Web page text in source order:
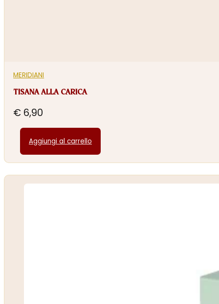
MERIDIANI
TISANA ALLA CARICA
€ 6,90
Aggiungi al carrello